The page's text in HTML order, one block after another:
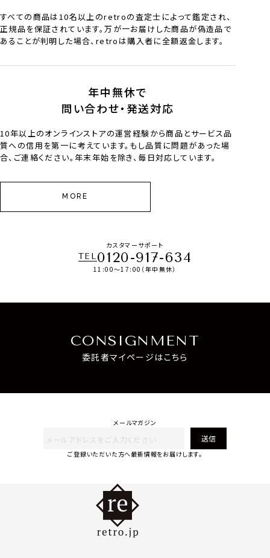
すべての商品は10名以上のretroの査定士によって鑑定され、
正規品を保証されています。万が一お届けした商品が偽造品で
あることが判明した場合、retroは購入者に全額返金します。
年中無休で
問い合わせ・発送対応
10年以上のオンラインストアの運営経験から商品とサービス品
質への信用を第一に考えています。もし品質に問題があった場
合、ご連絡ください。年末年始を除き、毎日対応しています。
MORE
カスタマーサポート
TEL0120-917-634
11:00～17:00（年中無休）
CONSIGNMENT
委託者マイページはこちら
メールマガジン
送信
ご登録いただいた方へ最新情報をお届けします。